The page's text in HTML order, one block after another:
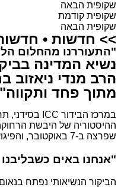
שקופית הבאה
שקופית קודמת
שקופית הבאה
>> חדשות •
"התעוררנו מהחלום
נשיא המדינה
מתוך פחד ותקווה"
ההיסטוריה של היבשת
שפרצה ב-7 באוקטובר, והפיגוע הנורא שהכה בהם בבית, בלב חוף בונדי, בעיצומו של חג החנוכה.
"אנחנו באים